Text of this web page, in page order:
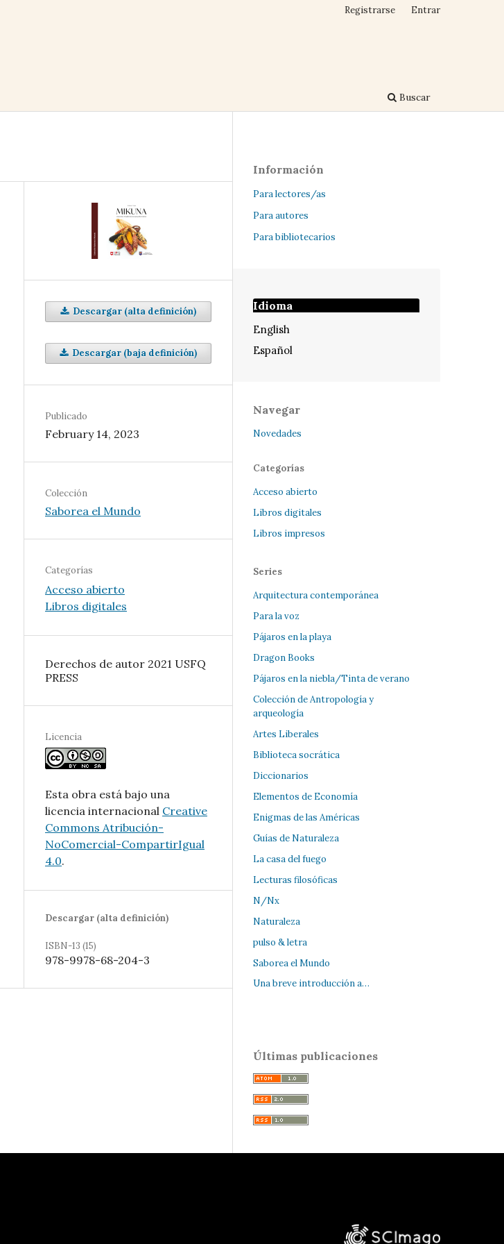
Buscar
Registrarse Entrar
Descargar (alta definición)
Descargar (baja definición)
Publicado
February 14, 2023
Colección
Saborea el Mundo
Categorías
Acceso abierto
Libros digitales
Derechos de autor 2021 USFQ
PRESS
Licencia
Esta obra está bajo una
licencia internacional Creative
Commons Atribución-
NoComercial-CompartirIgual
4.0.
Descargar (alta definición)
ISBN-13 (15)
978-9978-68-204-3
Información
Para lectores/as
Para autores
Para bibliotecarios
Idioma
English
Español
Navegar
Novedades
Categorías
Acceso abierto
Libros digitales
Libros impresos
Series
Arquitectura contemporánea
Para la voz
Pájaros en la playa
Dragon Books
Pájaros en la niebla/Tinta de verano
Colección de Antropología y
arqueología
Artes Liberales
Biblioteca socrática
Diccionarios
Elementos de Economía
Enigmas de las Américas
Guías de Naturaleza
La casa del fuego
Lecturas filosóficas
N/Nx
Naturaleza
pulso & letra
Saborea el Mundo
Una breve introducción a…
Últimas publicaciones